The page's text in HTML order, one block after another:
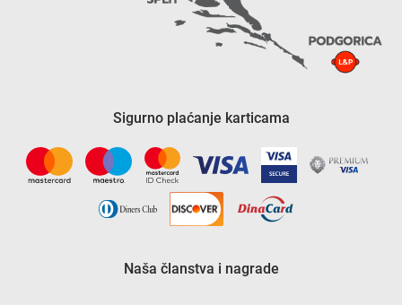
Sigurno plaćanje karticama
Naša članstva i nagrade